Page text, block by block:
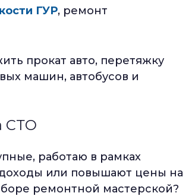
ГУР, ремонт
прокат авто, перетяжку
машин, автобусов и
СТО
работаю в рамках
доходы или повышают цены на
ремонтной мастерской?